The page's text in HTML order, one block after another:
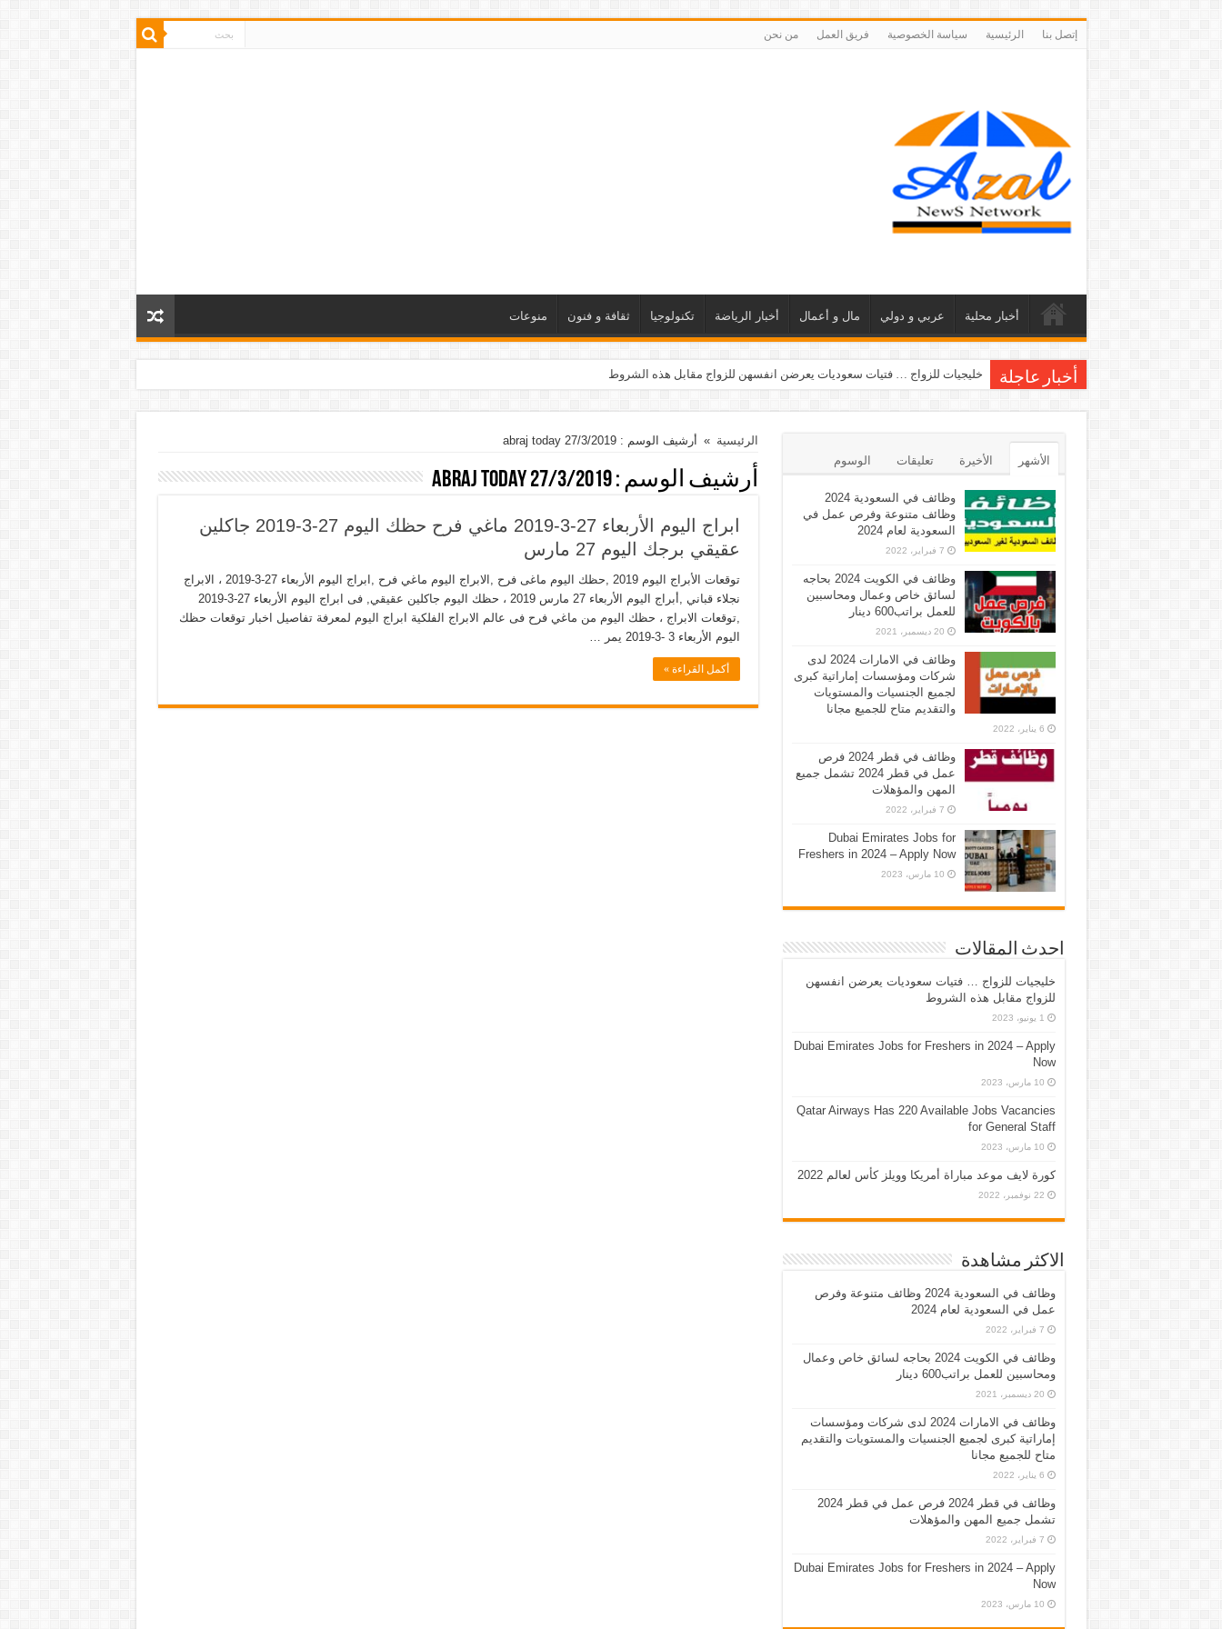
إتصل بنا الرئيسية سياسة الخصوصية فريق العمل من نحن
أخبار محلية عربي و دولي مال و أعمال أخبار الرياضة تكنولوجيا ثقافة و فنون منوعات
أخبار عاجلة خليجيات للزواج … فتيات سعوديات يعرضن انفسهن للزواج مقابل هذه الشروط
الرئيسية » أرشيف الوسم : abraj today 27/3/2019
أرشيف الوسم :abraj today 27/3/2019
ابراج اليوم الأربعاء 27-3-2019 ماغي فرح حظك اليوم 27-3-2019 جاكلين
عقيقي برجك اليوم 27 مارس
توقعات الأبراج اليوم 2019 ,حظك اليوم ماغى فرح ,الابراج اليوم ماغي فرح ,ابراج اليوم الأربعاء 27-3-2019 ، الابراج
نجلاء قباني ,أبراج اليوم الأربعاء 27 مارس 2019 ، حظك اليوم جاكلين عقيقي, فى ابراج اليوم الأربعاء 27-3-2019
,توقعات الابراج ، حظك اليوم من ماغي فرح فى عالم الابراج الفلكية ابراج اليوم لمعرفة تفاصيل اخبار توقعات حظك
اليوم الأربعاء 3 -3-2019 يمر …
أكمل القراءة »
الأشهر الأخيرة تعليقات الوسوم
وظائف في السعودية 2024
وظائف متنوعة وفرص عمل في
السعودية لعام 2024
7 فبراير، 2022
وظائف في الكويت 2024 بحاجه
لسائق خاص وعمال ومحاسبين
للعمل براتب600 دينار
20 ديسمبر، 2021
وظائف في الامارات 2024 لدى
شركات ومؤسسات إماراتية كبرى
لجميع الجنسيات والمستويات
والتقديم متاح للجميع مجانا
6 يناير، 2022
وظائف في قطر 2024 فرص
عمل في قطر 2024 تشمل جميع
المهن والمؤهلات
7 فبراير، 2022
Dubai Emirates Jobs for
Freshers in 2024 – Apply Now
10 مارس، 2023
احدث المقالات
خليجيات للزواج … فتيات سعوديات يعرضن انفسهن
للزواج مقابل هذه الشروط
1 يونيو، 2023
Dubai Emirates Jobs for Freshers in 2024 – Apply
Now
10 مارس، 2023
Qatar Airways Has 220 Available Jobs Vacancies
for General Staff
10 مارس، 2023
كورة لايف موعد مباراة أمريكا وويلز كأس لعالم 2022
22 نوفمبر، 2022
الاكثر مشاهدة
وظائف في السعودية 2024 وظائف متنوعة وفرص
عمل في السعودية لعام 2024
7 فبراير، 2022
وظائف في الكويت 2024 بحاجه لسائق خاص وعمال
ومحاسبين للعمل براتب600 دينار
20 ديسمبر، 2021
وظائف في الامارات 2024 لدى شركات ومؤسسات
إماراتية كبرى لجميع الجنسيات والمستويات والتقديم
متاح للجميع مجانا
6 يناير، 2022
وظائف في قطر 2024 فرص عمل في قطر 2024
تشمل جميع المهن والمؤهلات
7 فبراير، 2022
Dubai Emirates Jobs for Freshers in 2024 – Apply
Now
10 مارس، 2023